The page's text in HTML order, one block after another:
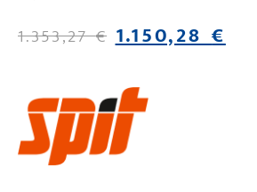
1.353,27€ 1.150,28€